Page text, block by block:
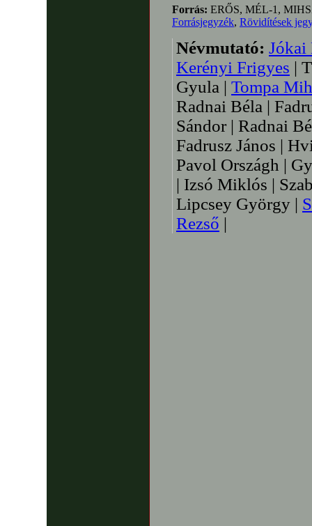
Forrás: ERŐS, MÉL-1,
Forrásjegyzék, Rövidítések
Névmutató: Jókai
Kerényi Frigyes |
Gyula | Tompa
Radnai Béla |
Sándor | Radnai
Fadrusz János |
Pavol Országh |
| Izsó Miklós |
Lipcsey György |
Rezső |